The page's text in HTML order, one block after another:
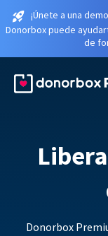
¡Únete a una
Donorbox puede
de
Donorbox